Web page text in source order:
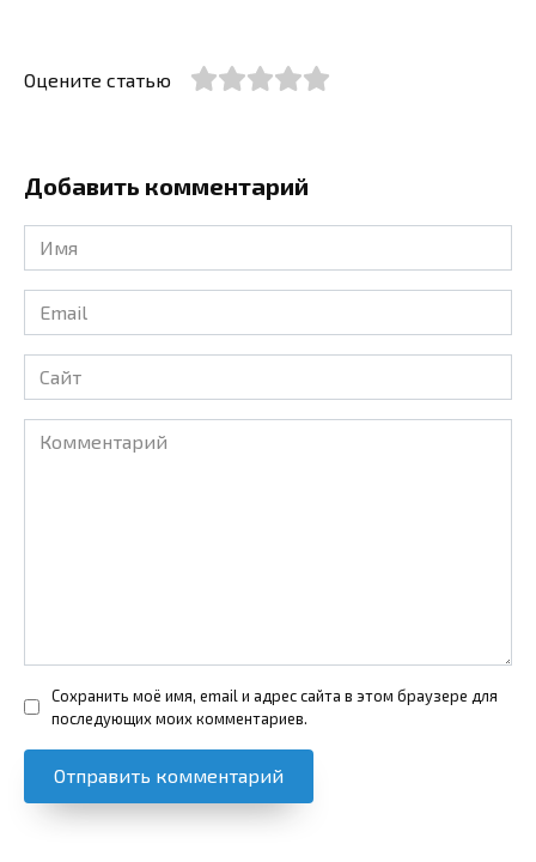
Оцените статью
Добавить комментарий
Имя
*
Email
*
Сайт
Комментарий
Сохранить моё имя, email и адрес сайта в этом браузере для
последующих моих комментариев.